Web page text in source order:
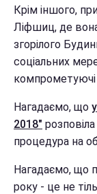
Крім іншого,
Ліфшиц, де
згорілого
соціальних
компрометуючі
Нагадаємо, що
2018"
процедура на
Нагадаємо, що
року - це не